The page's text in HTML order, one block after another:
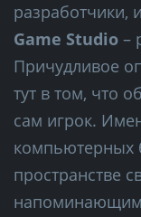
разработчики,
Game Studio –
Причудливое
тут в том, что
сам игрок.
компьютерных
пространстве